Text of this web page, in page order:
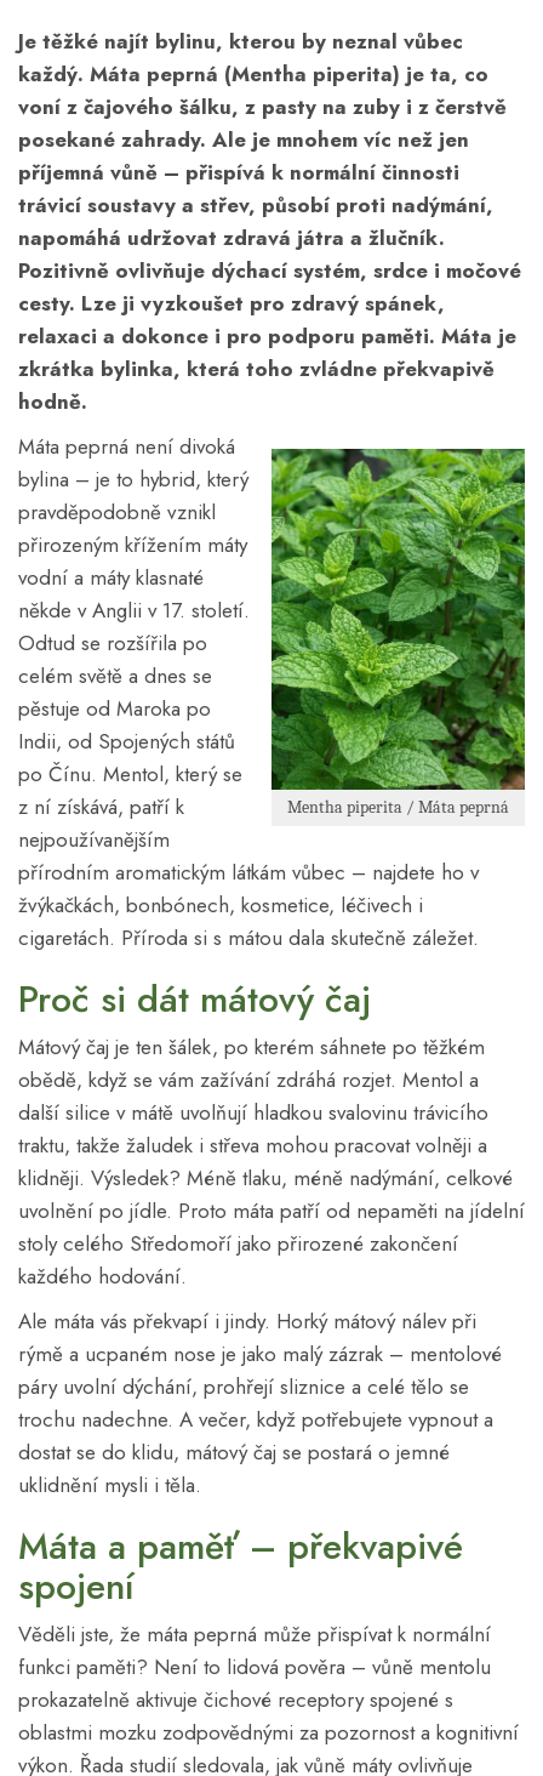
Je těžké najít bylinu, kterou by neznal vůbec
každý. Máta peprná (Mentha piperita) je ta, co
voní z čajového šálku, z pasty na zuby i z čerstvě
posekané zahrady. Ale je mnohem víc než jen
příjemná vůně – přispívá k normální činnosti
trávicí soustavy a střev, působí proti nadýmání,
napomáhá udržovat zdravá játra a žlučník.
Pozitivně ovlivňuje dýchací systém, srdce i močové
cesty. Lze ji vyzkoušet pro zdravý spánek,
relaxaci a dokonce i pro podporu paměti. Máta je
zkrátka bylinka, která toho zvládne překvapivě
hodně.
Mentha piperita / Máta peprná
Máta peprná není divoká
bylina – je to hybrid, který
pravděpodobně vznikl
přirozeným křížením máty
vodní a máty klasnaté
někde v Anglii v 17. století.
Odtud se rozšířila po
celém světě a dnes se
pěstuje od Maroka po
Indii, od Spojených států
po Čínu. Mentol, který se
z ní získává, patří k
nejpoužívanějším
přírodním aromatickým látkám vůbec – najdete ho v
žvýkačkách, bonbónech, kosmetice, léčivech i
cigaretách. Příroda si s mátou dala skutečně záležet.
Proč si dát mátový čaj
Mátový čaj je ten šálek, po kterém sáhnete po těžkém
obědě, když se vám zažívání zdráhá rozjet. Mentol a
další silice v mátě uvolňují hladkou svalovinu trávicího
traktu, takže žaludek i střeva mohou pracovat volněji a
klidněji. Výsledek? Méně tlaku, méně nadýmání, celkové
uvolnění po jídle. Proto máta patří od nepaměti na jídelní
stoly celého Středomoří jako přirozené zakončení
každého hodování.
Ale máta vás překvapí i jindy. Horký mátový nálev při
rýmě a ucpaném nose je jako malý zázrak – mentolové
páry uvolní dýchání, prohřejí sliznice a celé tělo se
trochu nadechne. A večer, když potřebujete vypnout a
dostat se do klidu, mátový čaj se postará o jemné
uklidnění mysli i těla.
Máta a paměť – překvapivé
spojení
Věděli jste, že máta peprná může přispívat k normální
funkci paměti? Není to lidová pověra – vůně mentolu
prokazatelně aktivuje čichové receptory spojené s
oblastmi mozku zodpovědnými za pozornost a kognitivní
výkon. Řada studií sledovala, jak vůně máty ovlivňuje